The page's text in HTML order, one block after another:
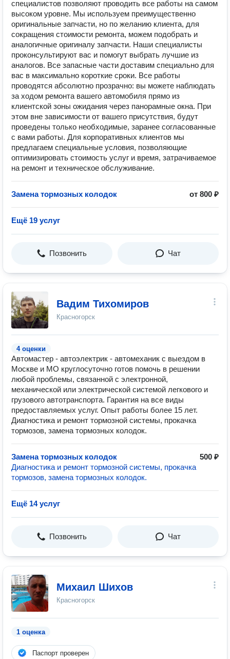
специалистов позволяют проводить все работы на самом
высоком уровне. Мы используем преимущественно
оригинальные запчасти, но по желанию клиента, для
сокращения стоимости ремонта, можем подобрать и
аналогичные оригиналу запчасти. Наши специалисты
проконсультируют вас и помогут выбрать лучшие из
аналогов. Все запасные части доставим специально для
вас в максимально короткие сроки. Все работы
проводятся абсолютно прозрачно: вы можете наблюдать
за ходом ремонта вашего автомобиля прямо из
клиентской зоны ожидания через панорамные окна. При
этом вне зависимости от вашего присутствия, будут
проведены только необходимые, заранее согласованные
с вами работы. Для корпоративных клиентов мы
предлагаем специальные условия, позволяющие
оптимизировать стоимость услуг и время, затрачиваемое
на ремонт и техническое обслуживание.
Замена тормозных колодок от 800 ₽
Ещё 19 услуг
Позвонить Чат
Вадим Тихомиров
Красногорск
4 оценки
Автомастер - автоэлектрик - автомеханик с выездом в
Москве и МО круглосуточно готов помочь в решении
любой проблемы, связанной с электронной,
механической или электрической системой легкового и
грузового автотранспорта. Гарантия на все виды
предоставляемых услуг. Опыт работы более 15 лет.
Диагностика и ремонт тормозной системы, прокачка
тормозов, замена тормозных колодок.
Замена тормозных колодок
500 ₽
Диагностика и ремонт тормозной системы, прокачка
тормозов, замена тормозных колодок.
Ещё 14 услуг
Позвонить Чат
Михаил Шихов
Красногорск
1 оценка
Паспорт проверен